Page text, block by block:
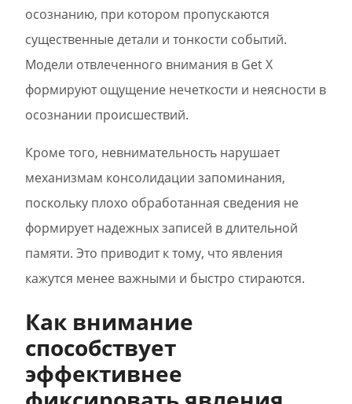
осознанию, при котором пропускаются
существенные детали и тонкости событий.
Модели отвлеченного внимания в Get X
формируют ощущение нечеткости и неясности в
осознании происшествий.
Кроме того, невнимательность нарушает
механизмам консолидации запоминания,
поскольку плохо обработанная сведения не
формирует надежных записей в длительной
памяти. Это приводит к тому, что явления
кажутся менее важными и быстро стираются.
Как внимание
способствует
эффективнее